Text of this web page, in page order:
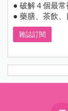
● 破解４個最
● 藥膳、茶飲
雜誌訂閱